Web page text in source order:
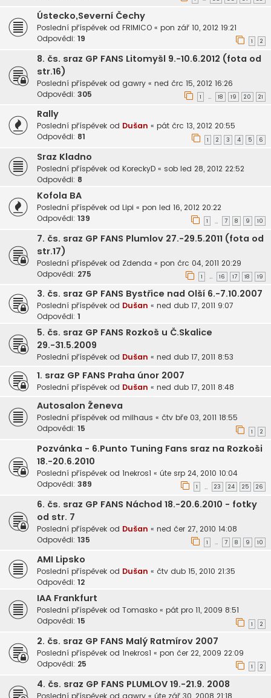
Ústecko,Severní Čechy
Poslední příspěvek od FRIMICO « pon zář 10, 2012 19:21
Odpovědi: 19 1 2
8. čs. sraz GP FANS Litomyšl 9.-10.6.2012 (fota od
str.16)
Poslední příspěvek od gawry « ned črc 15, 2012 16:26
Odpovědi: 305 1 … 18 19 20 21
Rally
Poslední příspěvek od Dušan « pát črc 13, 2012 20:55
Odpovědi: 81 1 2 3 4 5 6
Sraz Kladno
Poslední příspěvek od KoreckyD « sob led 28, 2012 22:52
Odpovědi: 8
Kofola BA
Poslední příspěvek od Lipi « pon led 16, 2012 20:22
Odpovědi: 139 1 … 7 8 9 10
7. čs. sraz GP FANS Plumlov 27.-29.5.2011 (fota od
str.17)
Poslední příspěvek od Zdenda « pon črc 04, 2011 20:29
Odpovědi: 275 1 … 16 17 18 19
3. čs. sraz GP FANS Bystřice nad Olší 6.-7.10.2007
Poslední příspěvek od Dušan « ned dub 17, 2011 9:07
Odpovědi: 1
5. čs. sraz GP FANS Rozkoš u Č.Skalice
29.-31.5.2009
Poslední příspěvek od Dušan « ned dub 17, 2011 8:53
1. sraz GP FANS Praha únor 2007
Poslední příspěvek od Dušan « ned dub 17, 2011 8:48
Autosalon Ženeva
Poslední příspěvek od milhaus « čtv bře 03, 2011 18:55
Odpovědi: 15 1 2
Pozvánka - 6.Punto Tuning Fans sraz na Rozkoši
18.-20.6.2010
Poslední příspěvek od 1nekros1 « úte srp 24, 2010 10:04
Odpovědi: 389 1 … 23 24 25 26
6. čs. sraz GP FANS Náchod 18.-20.6.2010 - fotky
od str. 7
Poslední příspěvek od Dušan « ned čer 27, 2010 14:08
Odpovědi: 135 1 … 7 8 9 10
AMI Lipsko
Poslední příspěvek od Dušan « čtv dub 15, 2010 21:35
Odpovědi: 12
IAA Frankfurt
Poslední příspěvek od Tomasko « pát pro 11, 2009 8:51
Odpovědi: 15 1 2
2. čs. sraz GP FANS Malý Ratmírov 2007
Poslední příspěvek od 1nekros1 « pon čer 22, 2009 22:09
Odpovědi: 25 1 2
4. čs. sraz GP FANS PLUMLOV 19.-21.9. 2008
Poslední příspěvek od gawry « úte zář 30, 2008 21:18